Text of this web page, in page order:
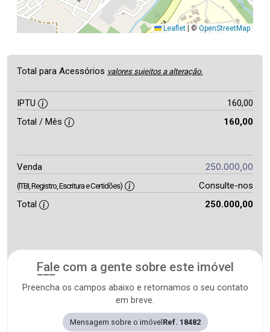
Leaflet © OpenStreetMap
Total para Acessórios valores sujeitos a alteração.
IPTU
160,00
Total / Mês
160,00
Venda 250.000,00
(ITBI, Registro, Escritura e Certidões)
Consulte-nos
Total
250.000,00
Fale com a gente sobre este imóvel
Preencha os campos abaixo e retornamos o seu contato
em breve.
Mensagem sobre o imóvel Ref. 18482